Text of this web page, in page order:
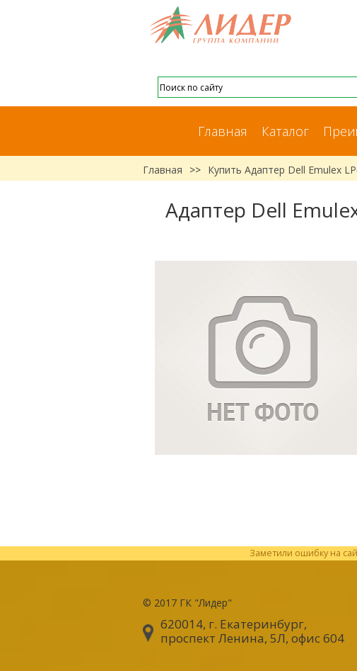
Главная Каталог
Главная >> Купить Адаптер Dell Emulex
Адаптер Dell
Заметили ошибку на
© 2017 ГК "Лидер"
620014, г. Екатеринбург,
проспект Ленина, 5Л, офис 604